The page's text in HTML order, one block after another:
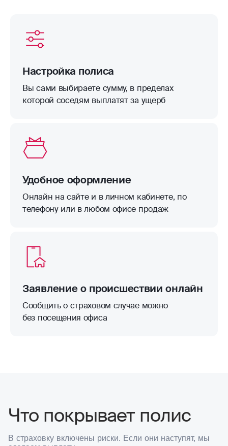
Настройка полиса
Вы сами выбираете сумму, в пределах
которой соседям выплатят за ущерб
Удобное оформление
Онлайн на сайте и в личном кабинете, по
телефону или в любом офисе продаж
Заявление о происшествии онлайн
Сообщить о страховом случае можно
без посещения офиса
Что покрывает полис
В страховку включены риски. Если они наступят, мы